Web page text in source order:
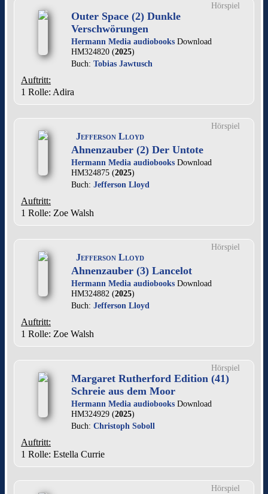
Hörspiel
Outer Space (2) Dunkle
Verschwörungen
Hermann Media audiobooks Download
HM324820 (2025)
Buch: Tobias Jawtusch
Auftritt:
1 Rolle: Adira
Hörspiel
Jefferson Lloyd
Ahnenzauber (2) Der Untote
Hermann Media audiobooks Download
HM324875 (2025)
Buch: Jefferson Lloyd
Auftritt:
1 Rolle: Zoe Walsh
Hörspiel
Jefferson Lloyd
Ahnenzauber (3) Lancelot
Hermann Media audiobooks Download
HM324882 (2025)
Buch: Jefferson Lloyd
Auftritt:
1 Rolle: Zoe Walsh
Hörspiel
Margaret Rutherford Edition (41)
Schreie aus dem Moor
Hermann Media audiobooks Download
HM324929 (2025)
Buch: Christoph Soboll
Auftritt:
1 Rolle: Estella Currie
Hörspiel